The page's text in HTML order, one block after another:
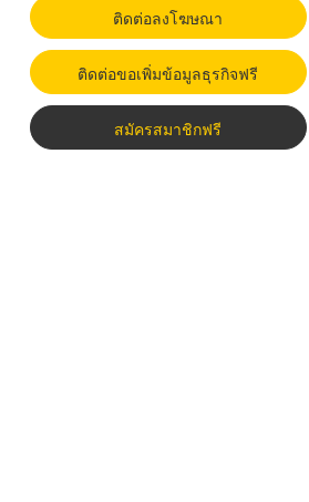
ติดต่อลงโฆษณา
ติดต่อขอเพิ่มข้อมูลธุรกิจฟรี
สมัครสมาชิกฟรี